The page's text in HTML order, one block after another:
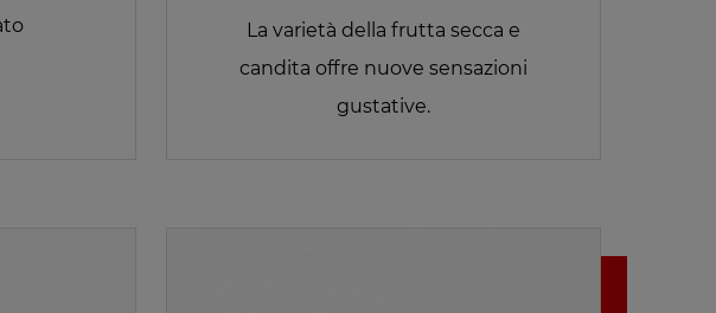
La varietà della frutta secca e
candita offre nuove sensazioni
gustative.